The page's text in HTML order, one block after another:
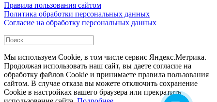
Правила пользования сайтом
Политика обработки персональных данных
Согласие на обработку персональных данных
Мы используем Cookie, в том числе сервис Яндекс.Метрика.
Продолжая использовать наш сайт, вы даете согласие на
обработку файлов Cookie и принимаете правила пользования
сайтом. В случае отказа вы можете отключить сохранение
Cookie в настройках вашего браузера или прекратить